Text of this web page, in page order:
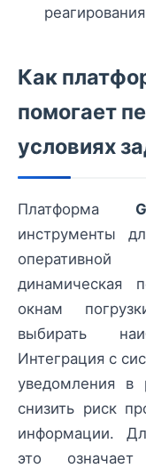
Как
помогает
условиях
Платформа
инструменты
динамическая
окнам
выбирать
Интеграция с
уведомления в
снизить риск
информации.
это